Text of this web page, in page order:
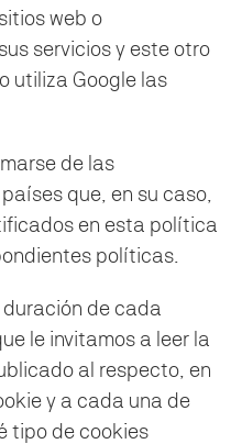
web o
servicios y este otro
utiliza Google las
de las
que, en su caso,
en esta política
políticas.
de cada
le invitamos a leer la
al respecto, en
y a cada una de
tipo de cookies